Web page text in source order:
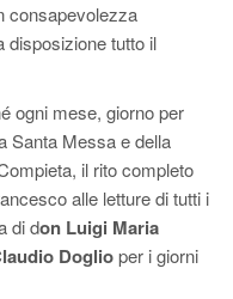
consapevolezza
disposizione tutto il
ogni mese, giorno per
Santa Messa e della
il rito completo
alle letture di tutti i
di don Luigi Maria
Doglioper i giorni